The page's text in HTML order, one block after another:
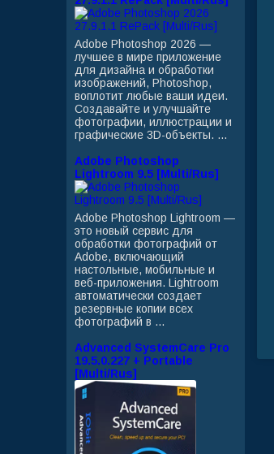
Adobe Photoshop 2026 —
лучшее в мире приложение
для дизайна и обработки
изображений, Photoshop,
воплотит любые ваши идеи.
Создавайте и улучшайте
фотографии, иллюстрации и
графические 3D-объекты. ...
Adobe Photoshop
Lightroom 9.5 [Multi/Rus]
Adobe Photoshop Lightroom —
это новый сервис для
обработки фотографий от
Adobe, включающий
настольные, мобильные и
веб-приложения. Lightroom
автоматически создает
резервные копии всех
фотографий в ...
Advanced SystemCare Pro
19.5.0.227 + Portable
[Multi/Rus]